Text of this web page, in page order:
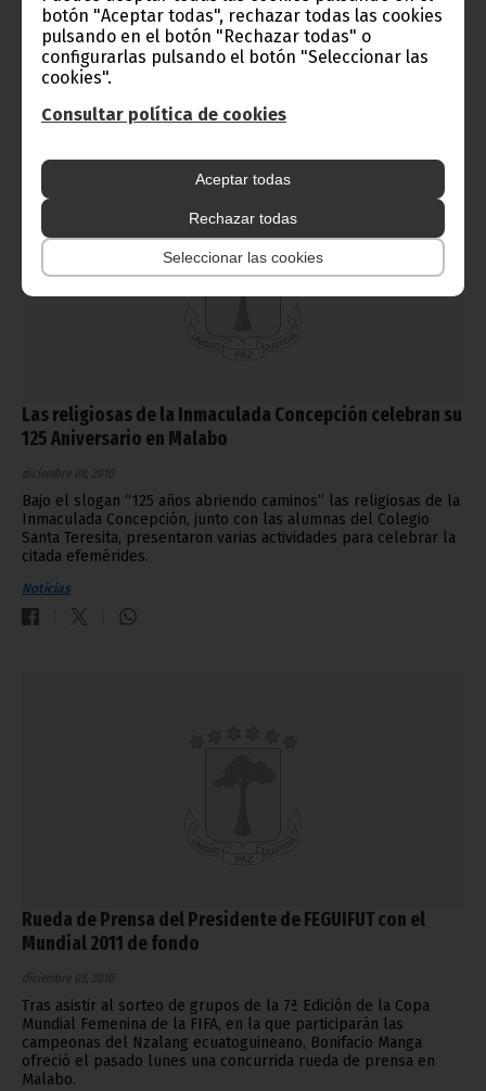
botón "Aceptar todas", rechazar todas las cookies
pulsando en el botón "Rechazar todas" o
configurarlas pulsando el botón "Seleccionar las
cookies".
Consultar política de cookies
Aceptar todas
Rechazar todas
Seleccionar las cookies
Bata, Capital de la Provincia de Litoral, para continuar con la
inspección en los departamentos administrativos
gubernamentales.
Noticias Gobierno
Las religiosas de la Inmaculada Concepción celebran su
125 Aniversario en Malabo
diciembre 08, 2010
Bajo el slogan “125 años abriendo caminos” las religiosas de la
Inmaculada Concepción, junto con las alumnas del Colegio
Santa Teresita, presentaron varias actividades para celebrar la
citada efemérides.
Noticias
Rueda de Prensa del Presidente de FEGUIFUT con el
Mundial 2011 de fondo
diciembre 08, 2010
Tras asistir al sorteo de grupos de la 7ª Edición de la Copa
Mundial Femenina de la FIFA, en la que participarán las
campeonas del Nzalang ecuatoguineano, Bonifacio Manga
ofreció el pasado lunes una concurrida rueda de prensa en
Malabo.